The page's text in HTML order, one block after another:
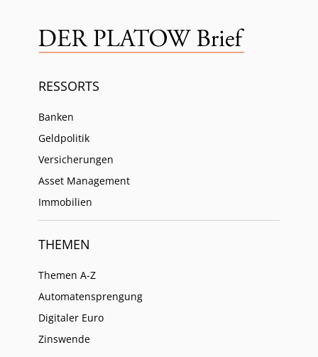
RESSORTS
Banken
Geldpolitik
Versicherungen
Asset Management
Immobilien
THEMEN
Themen A-Z
Automatensprengung
Digitaler Euro
Zinswende